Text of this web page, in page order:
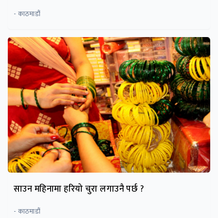
- काठमाडौं
साउन महिनामा हरियो चुरा लगाउनै पर्छ ?
- काठमाडौं